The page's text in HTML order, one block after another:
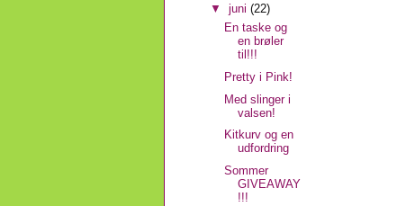
▼ juni (22)
En taske og
en brøler
til!!!
Pretty i Pink!
Med slinger i
valsen!
Kitkurv og en
udfordring
Sommer
GIVEAWAY
!!!